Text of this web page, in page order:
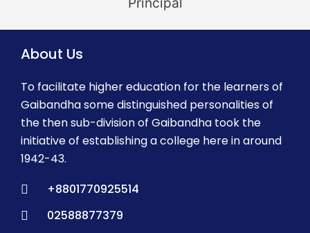
About Us
To facilitate higher education for the learners of
Gaibandha some distinguished personalities of
the then sub-division of Gaibandha took the
initiative of establishing a college here in around
1942-43.
+8801770925514
02588877379